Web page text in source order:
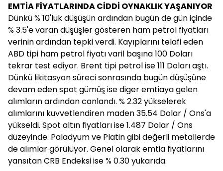
EMTİA FİYATLARINDA CİDDİ OYNAKLIK YAŞANIYOR
Dünkü % 10'luk düşüşün ardından bugün de gün içinde
% 3.5'e varan düşüşler gösteren ham petrol fiyatları
verinin ardından tepki verdi. Kayıplarını telafi eden
ABD tipi ham petrol fiyatı varil başına 100 Doları
tekrar test ediyor. Brent tipi petrol ise 111 Doları aştı.
Dünkü likitasyon süreci sonrasında bugün düşüşüne
devam eden spot gümüş ise diger emtiaya gelen
alımların ardından canlandı. % 2.32 yükselerek
alımlarını kuvvetlendiren maden 35.54 Dolar / Ons'a
yükseldi. Spot altın fiyatları ise 1.487 Dolar / Ons
düzeyinde. Paladyum ve Platin gibi değerli metallerde
de alımlar görülüyor. Genel olarak emtia fiyatlarını
yansıtan CRB Endeksi ise % 0.30 yukarıda.